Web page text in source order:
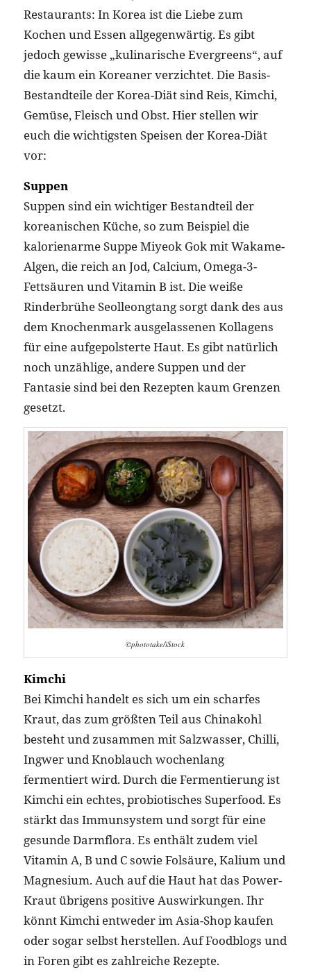
Restaurants: In Korea ist die Liebe zum
Kochen und Essen allgegenwärtig. Es gibt
jedoch gewisse „kulinarische Evergreens“, auf
die kaum ein Koreaner verzichtet. Die Basis-
Bestandteile der Korea-Diät sind Reis, Kimchi,
Gemüse, Fleisch und Obst. Hier stellen wir
euch die wichtigsten Speisen der Korea-Diät
vor:
Suppen
Suppen sind ein wichtiger Bestandteil der
koreanischen Küche, so zum Beispiel die
kalorienarme Suppe Miyeok Gok mit Wakame-
Algen, die reich an Jod, Calcium, Omega-3-
Fettsäuren und Vitamin B ist. Die weiße
Rinderbrühe Seolleongtang sorgt dank des aus
dem Knochenmark ausgelassenen Kollagens
für eine aufgepolsterte Haut. Es gibt natürlich
noch unzählige, andere Suppen und der
Fantasie sind bei den Rezepten kaum Grenzen
gesetzt.
©phototake/iStock
Kimchi
Bei Kimchi handelt es sich um ein scharfes
Kraut, das zum größten Teil aus Chinakohl
besteht und zusammen mit Salzwasser, Chilli,
Ingwer und Knoblauch wochenlang
fermentiert wird. Durch die Fermentierung ist
Kimchi ein echtes, probiotisches Superfood. Es
stärkt das Immunsystem und sorgt für eine
gesunde Darmflora. Es enthält zudem viel
Vitamin A, B und C sowie Folsäure, Kalium und
Magnesium. Auch auf die Haut hat das Power-
Kraut übrigens positive Auswirkungen. Ihr
könnt Kimchi entweder im Asia-Shop kaufen
oder sogar selbst herstellen. Auf Foodblogs und
in Foren gibt es zahlreiche Rezepte.